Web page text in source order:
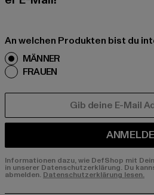
An welchen Produkten bist du
MÄNNER
FRAUEN
Informationen dazu, wie DefShop mit
in unserer Datenschutzerklärung. Du
abmelden. Datenschutzerklärung lesen.